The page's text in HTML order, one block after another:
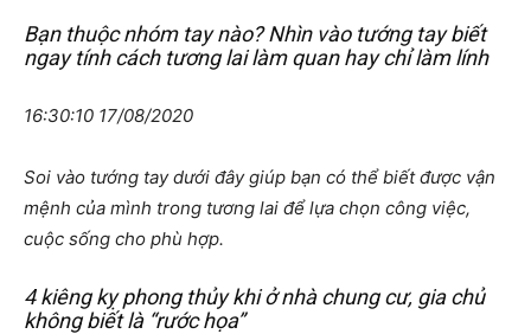
Bạn thuộc nhóm tay nào? Nhìn vào tướng tay biết
ngay tính cách tương lai làm quan hay chỉ làm lính
16:30:10 17/08/2020
Soi vào tướng tay dưới đây giúp bạn có thể biết được vận
mệnh của mình trong tương lai để lựa chọn công việc,
cuộc sống cho phù hợp.
4 kiêng kỵ phong thủy khi ở nhà chung cư, gia chủ
không biết là “rước họa”